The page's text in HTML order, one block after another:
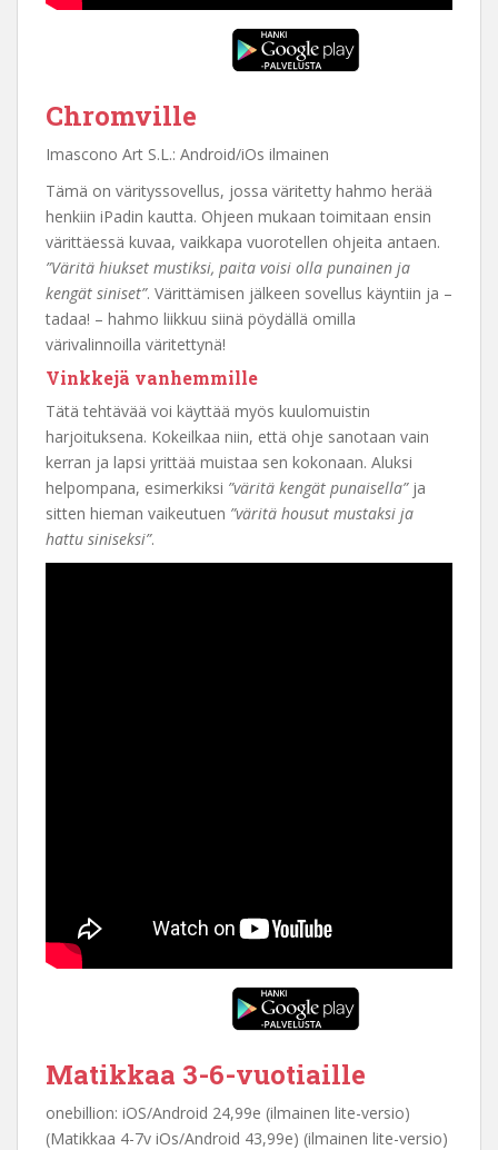
Chromville
Imascono Art S.L.: Android/iOs ilmainen
Tämä on värityssovellus, jossa väritetty hahmo herää
henkiin iPadin kautta. Ohjeen mukaan toimitaan ensin
värittäessä kuvaa, vaikkapa vuorotellen ohjeita antaen.
”Väritä hiukset mustiksi, paita voisi olla punainen ja
kengät siniset”. Värittämisen jälkeen sovellus käyntiin ja –
tadaa! – hahmo liikkuu siinä pöydällä omilla
värivalinnoilla väritettynä!
Vinkkejä vanhemmille
Tätä tehtävää voi käyttää myös kuulomuistin
harjoituksena. Kokeilkaa niin, että ohje sanotaan vain
kerran ja lapsi yrittää muistaa sen kokonaan. Aluksi
helpompana, esimerkiksi ”väritä kengät punaisella”ja
sitten hieman vaikeutuen ”väritä housut mustaksi ja
hattu siniseksi”.
Matikkaa 3-6-vuotiaille
onebillion: iOS/Android 24,99e (ilmainen lite-versio)
(Matikkaa 4-7v iOs/Android 43,99e) (ilmainen lite-versio)